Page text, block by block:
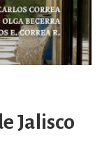
Jalisco